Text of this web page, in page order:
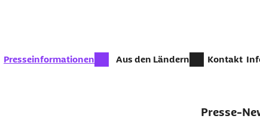
zur Zeit aktiv:
Presseinformationen Aus den Ländern Kontakt
Presse-